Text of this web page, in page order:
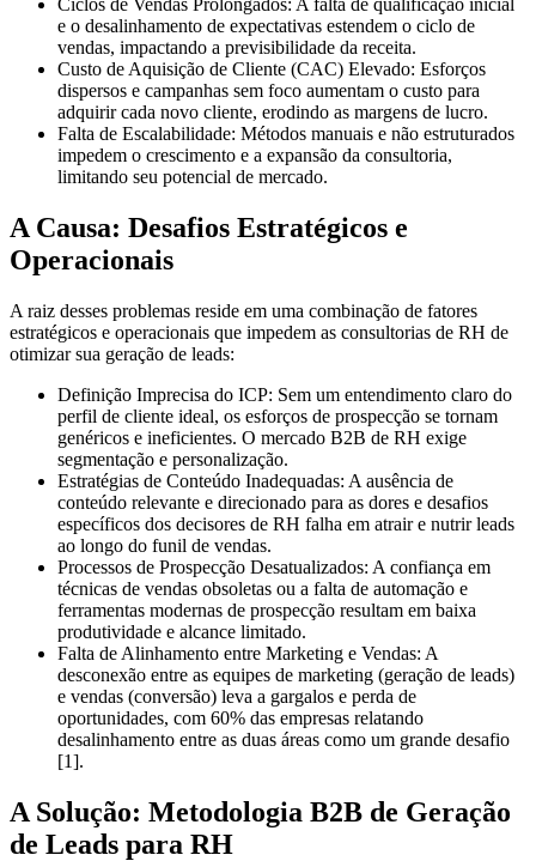
e o desalinhamento de expectativas estendem o ciclo de
vendas, impactando a previsibilidade da receita.
Custo de Aquisição de Cliente (CAC) Elevado: Esforços
dispersos e campanhas sem foco aumentam o custo para
adquirir cada novo cliente, erodindo as margens de lucro.
Falta de Escalabilidade: Métodos manuais e não estruturados
impedem o crescimento e a expansão da consultoria,
limitando seu potencial de mercado.
A Causa: Desafios Estratégicos e
Operacionais
A raiz desses problemas reside em uma combinação de fatores
estratégicos e operacionais que impedem as consultorias de RH de
otimizar sua geração de leads:
Definição Imprecisa do ICP: Sem um entendimento claro do
perfil de cliente ideal, os esforços de prospecção se tornam
genéricos e ineficientes. O mercado B2B de RH exige
segmentação e personalização.
Estratégias de Conteúdo Inadequadas: A ausência de
conteúdo relevante e direcionado para as dores e desafios
específicos dos decisores de RH falha em atrair e nutrir leads
ao longo do funil de vendas.
Processos de Prospecção Desatualizados: A confiança em
técnicas de vendas obsoletas ou a falta de automação e
ferramentas modernas de prospecção resultam em baixa
produtividade e alcance limitado.
Falta de Alinhamento entre Marketing e Vendas: A
desconexão entre as equipes de marketing (geração de leads)
e vendas (conversão) leva a gargalos e perda de
oportunidades, com 60% das empresas relatando
desalinhamento entre as duas áreas como um grande desafio
[1].
A Solução: Metodologia B2B de Geração
de Leads para RH